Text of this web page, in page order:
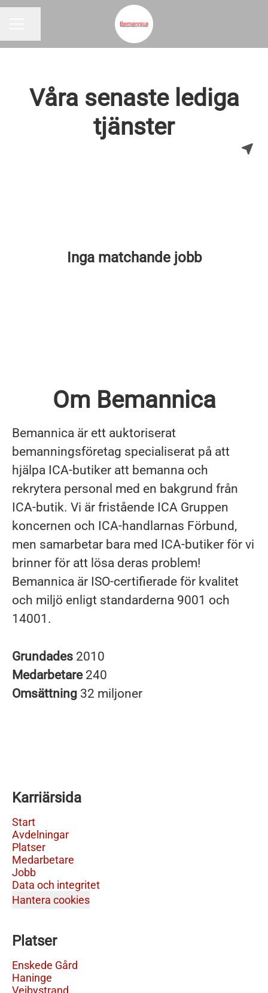
Våra senaste lediga
tjänster
Inga matchande jobb
Om Bemannica
Bemannica är ett auktoriserat
bemanningsföretag specialiserat på att
hjälpa ICA-butiker att bemanna och
rekrytera personal med en bakgrund från
ICA-butik. Vi är fristående ICA Gruppen
koncernen och ICA-handlarnas Förbund,
men samarbetar bara med ICA-butiker för vi
brinner för att lösa deras problem!
Bemannica är ISO-certifierade för kvalitet
och miljö enligt standarderna 9001 och
14001.
Grundades 2010
Medarbetare 240
Omsättning 32 miljoner
Karriärsida
Start
Avdelningar
Platser
Medarbetare
Jobb
Data och integritet
Hantera cookies
Platser
Enskede Gård
Haninge
Vejbystrand